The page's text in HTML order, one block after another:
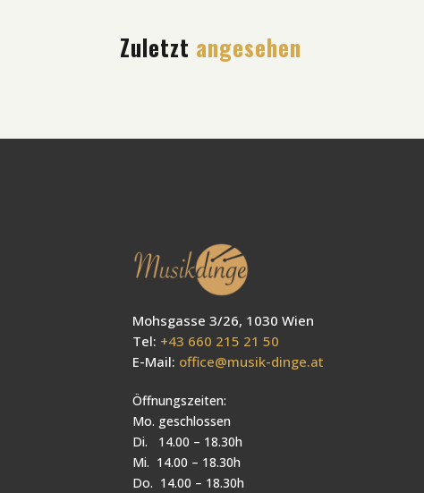
Zuletzt angesehen
Mohsgasse 3/26, 1030 Wien
Tel: +43 660 215 21 50
E-Mail: office@musik-dinge.at
Öffnungszeiten:
Mo. geschlossen
Di. 14.00 – 18.30h
Mi. 14.00 – 18.30h
Do. 14.00 – 18.30h